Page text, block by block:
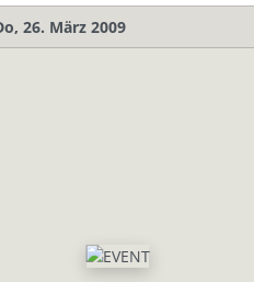
26. März 2009